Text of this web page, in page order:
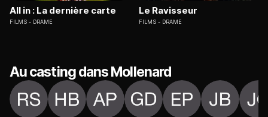
All in : La dernière carte
FILMS DRAME
Le Ravisseur
FILMS DRAME
Au casting dans Mollenard